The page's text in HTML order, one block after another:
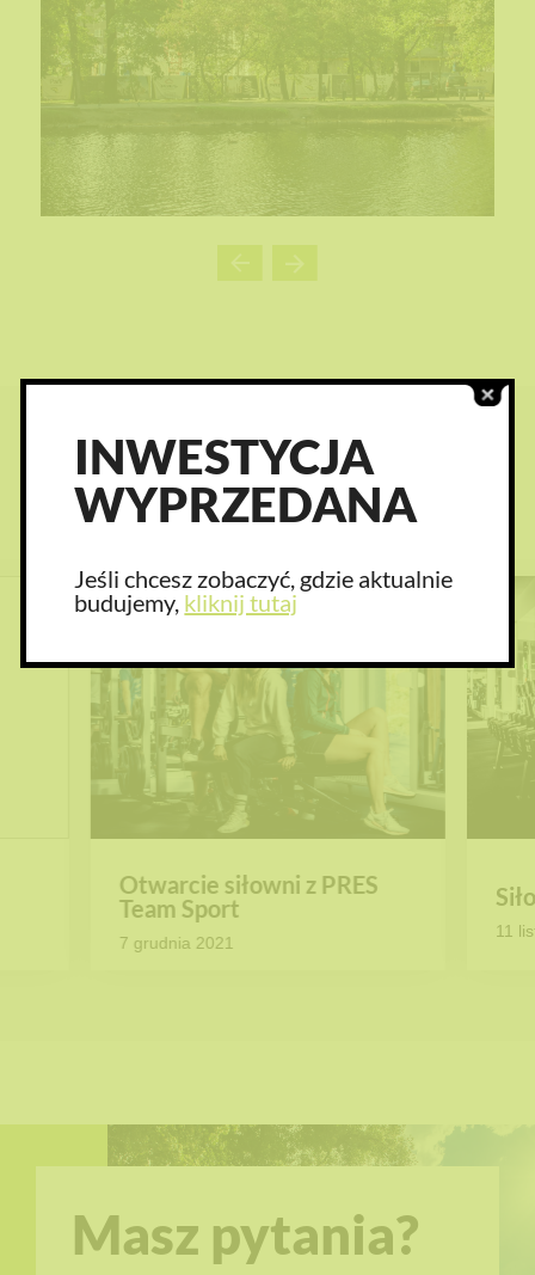
ZOBACZ TEŻ
Otwarcie siłowni z PRES
Team Sport
7 grudnia 2021
11
Masz pytania?
INWESTYCJA
WYPRZEDANA
Jeśli chcesz zobaczyć, gdzie aktualnie
budujemy, kliknij tutaj